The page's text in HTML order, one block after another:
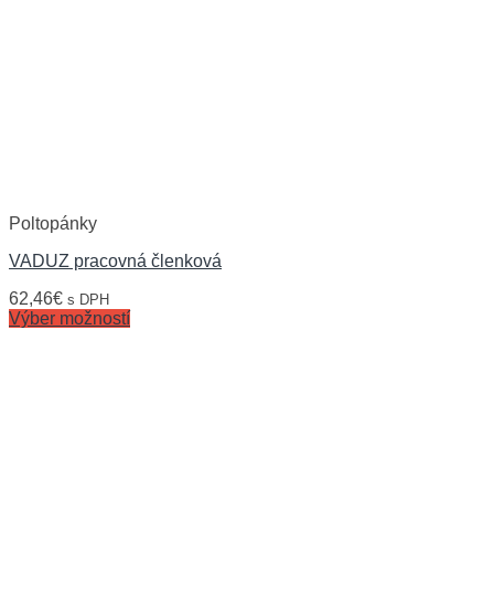
Poltopánky
VADUZ pracovná členková
62,46€ s DPH
Výber možností